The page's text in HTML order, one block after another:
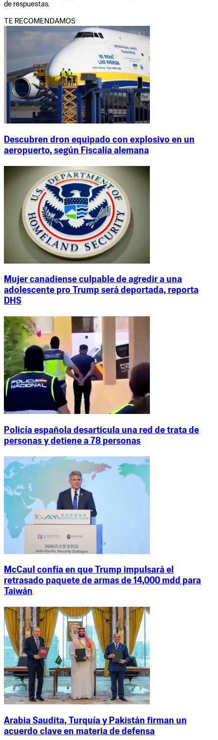
de respuestas.
TE RECOMENDAMOS
Descubren dron equipado con explosivo en un
aeropuerto, según Fiscalía alemana
Mujer canadiense culpable de agredir a una
adolescente pro Trump será deportada, reporta
DHS
Policía española desarticula una red de trata de
personas y detiene a 78 personas
McCaul confía en que Trump impulsará el
retrasado paquete de armas de 14,000 mdd para
Taiwán
Arabia Saudita, Turquía y Pakistán firman un
acuerdo clave en materia de defensa